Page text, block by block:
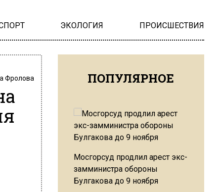
ЭКОЛОГИЯ ПРОИСШЕСТВИЯ
Фролова ПОПУЛЯРНОЕ
Мосгорсуд продлил арест экс-
замминистра обороны
Булгакова до 9 ноября